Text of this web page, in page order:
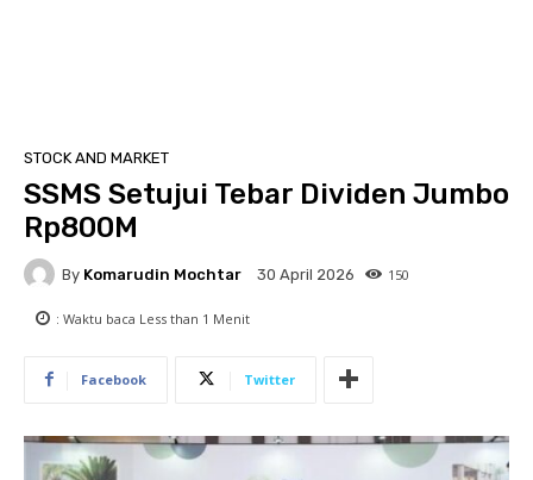
STOCK AND MARKET
SSMS Setujui Tebar Dividen Jumbo
Rp800M
By Komarudin Mochtar 30 April 2026 150
: Waktu baca Less than 1 Menit
Facebook Twitter